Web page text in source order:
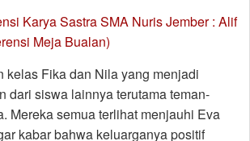
Karya Sastra SMA Nuris Jember : Alif
Meja Bualan)
kelas Fika dan Nila yang menjadi
dari siswa lainnya terutama teman-
Mereka semua terlihat menjauhi Eva
kabar bahwa keluarganya positif